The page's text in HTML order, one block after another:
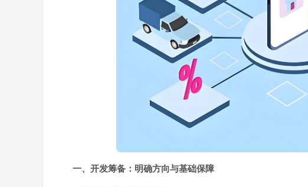
一、开发筹备：明确方向与基础保障